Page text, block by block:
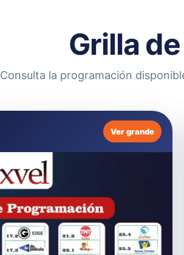
Grilla
Consulta la programación
Ver grande